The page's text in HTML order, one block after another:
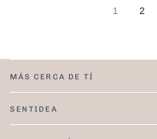
1 2
MÁS CERCA DE TÍ
SENTIDEA